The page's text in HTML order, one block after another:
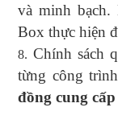
và minh bạch.
Box thực hiện
Chính sách
từng công
đồng cung